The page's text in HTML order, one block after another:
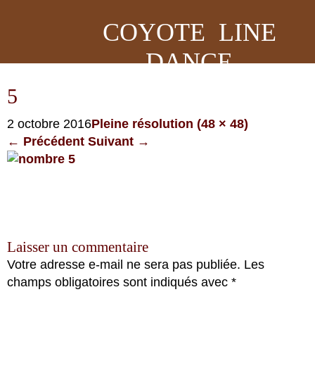
COYOTE LINE
DANCE
5
2 octobre 2016Pleine résolution (48 × 48)
← Précédent Suivant →
Laisser un commentaire
Votre adresse e-mail ne sera pas publiée. Les
champs obligatoires sont indiqués avec *